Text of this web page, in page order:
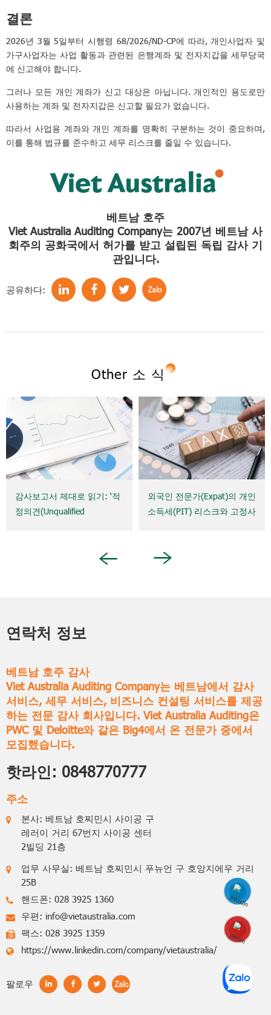
결론
2026년 3월 5일부터 시행령 68/2026/ND-CP에 따라, 개인사업자 및
가구사업자는 사업 활동과 관련된 은행계좌 및 전자지갑을 세무당국
에 신고해야 합니다.
그러나 모든 개인 계좌가 신고 대상은 아닙니다. 개인적인 용도로만
사용하는 계좌 및 전자지갑은 신고할 필요가 없습니다.
따라서 사업용 계좌와 개인 계좌를 명확히 구분하는 것이 중요하며,
이를 통해 법규를 준수하고 세무 리스크를 줄일 수 있습니다.
베트남 호주
Viet Australia Auditing Company는 2007년 베트남 사
회주의 공화국에서 허가를 받고 설립된 독립 감사 기
관입니다.
공유하다:
Other 소 식
Previous
감사보고서 제대로 읽기: ‘적
정의견(Unqualified
외국인 전문가(Expat)의 개인
소득세(PIT) 리스크와 고정사
기업이 반드시 알아야 할 사
Next
연락처 정보
베트남 호주 감사
Viet Australia Auditing Company는 베트남에서 감사
서비스, 세무 서비스, 비즈니스 컨설팅 서비스를 제공
하는 전문 감사 회사입니다. Viet Australia Auditing은
PWC 및 Deloitte와 같은 Big4에서 온 전문가 중에서
모집했습니다.
핫라인: 0848770777
주소
본사: 베트남 호찌민시 사이공 구
레러이 거리 67번지 사이공 센터
2빌딩 21층
업무 사무실: 베트남 호찌민시 푸뉴언 구 호앙지에우 거리
25B
핸드폰: 028 3925 1360
우편: info@vietaustralia.com
팩스: 028 3925 1359
https://www.linkedin.com/company/vietaustralia/
팔로우
Hotline: